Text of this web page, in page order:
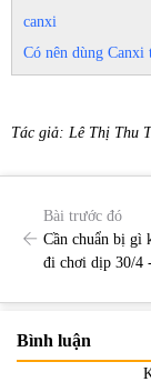
canxi
Có nên dùng Canxi
Tác giả: Lê Thị Thu
Bài trước đó
Cần chuẩn bị gì
đi chơi dịp 30/4
Bình luận